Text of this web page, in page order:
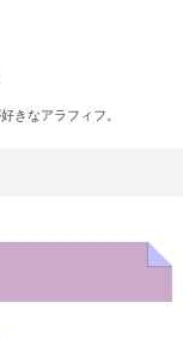
きなアラフィフ。